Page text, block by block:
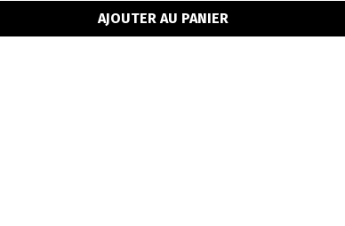
AJOUTER AU PANIER